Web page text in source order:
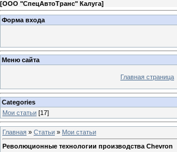
[ООО "СпецАвтоТранс" Калуга]
Форма входа
Меню сайта
Главная страница
Categories
Мои статьи [17]
Главная » Статьи » Мои статьи
Революционные технологии производства Chevron